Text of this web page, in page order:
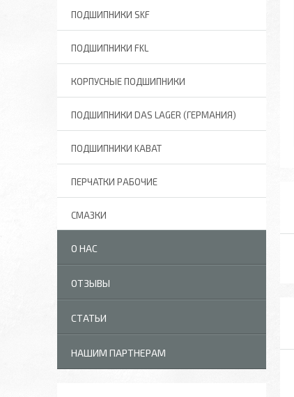
ПОДШИПНИКИ SKF
ПОДШИПНИКИ FKL
КОРПУСНЫЕ ПОДШИПНИКИ
ПОДШИПНИКИ DAS LAGER (ГЕРМАНИЯ)
ПОДШИПНИКИ KABAT
ПЕРЧАТКИ РАБОЧИЕ
СМАЗКИ
О НАС
ОТЗЫВЫ
СТАТЬИ
НАШИМ ПАРТНЕРАМ